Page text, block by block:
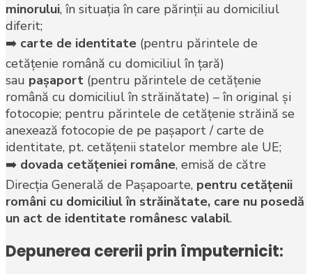
minorului, în situaţia în care părinţii au domiciliul
diferit;
➡️ carte de identitate (pentru părintele de
cetăţenie română cu domiciliul în ţară)
sau paşaport (pentru părintele de cetăţenie
română cu domiciliul în străinătate) – în original şi
fotocopie; pentru părintele de cetăţenie străină se
anexează fotocopie de pe paşaport / carte de
identitate, pt. cetăţenii statelor membre ale UE;
➡️ dovada cetăţeniei române, emisă de către
Direcţia Generală de Paşapoarte, pentru cetăţenii
români cu domiciliul în străinătate, care nu posedă
un act de identitate românesc valabil.
Depunerea cererii prin împuternicit: